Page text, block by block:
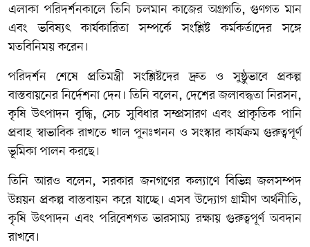
এলাকা পরিদর্শনকালে তিনি চলমান কাজের অগ্রগতি, গুণগত মান
এবং ভবিষ্যৎ কার্যকারিতা সম্পর্কে সংশ্লিষ্ট কর্মকর্তাদের সঙ্গে
মতবিনিময় করেন।
পরিদর্শন শেষে প্রতিমন্ত্রী সংশ্লিষ্টদের দ্রুত ও সুষ্ঠুভাবে প্রকল্প
বাস্তবায়নের নির্দেশনা দেন। তিনি বলেন, দেশের জলাবদ্ধতা নিরসন,
কৃষি উৎপাদন বৃদ্ধি, সেচ সুবিধার সম্প্রসারণ এবং প্রাকৃতিক পানি
প্রবাহ স্বাভাবিক রাখতে খাল পুনঃখনন ও সংস্কার কার্যক্রম গুরুত্বপূর্ণ
ভূমিকা পালন করছে।
তিনি আরও বলেন, সরকার জনগণের কল্যাণে বিভিন্ন জলসম্পদ
উন্নয়ন প্রকল্প বাস্তবায়ন করে যাচ্ছে। এসব উদ্যোগ গ্রামীণ অর্থনীতি,
কৃষি উৎপাদন এবং পরিবেশগত ভারসাম্য রক্ষায় গুরুত্বপূর্ণ অবদান
রাখবে।